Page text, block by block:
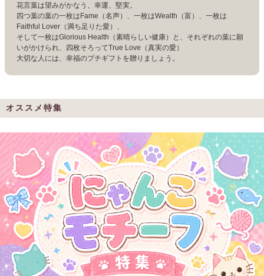
花言葉は望みがかなう、幸運、堅実。
四つ葉の葉の一枚はFame（名声）、一枚はWealth（富）、一枚は
Faithful Lover（満ち足りた愛）、
そして一枚はGlorious Health（素晴らしい健康）と、それぞれの葉に願
いがかけられ、四枚そろってTrue Love（真実の愛）
大切な人には、幸福のプチギフトを贈りましょう。
オススメ特集